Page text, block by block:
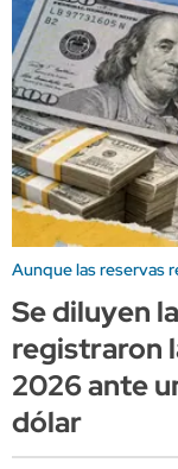
Aunque las reservas
Se diluyen
registraron
2026 ante
dólar